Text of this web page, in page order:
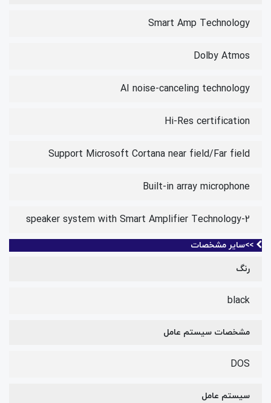
Smart Amp Technology
Dolby Atmos
AI noise-canceling technology
Hi-Res certification
Support Microsoft Cortana near field/Far field
Built-in array microphone
2-speaker system with Smart Amplifier Technology
>>سایر مشخصات
رنگ
black
مشخصات سیستم عامل
DOS
سیستم عامل